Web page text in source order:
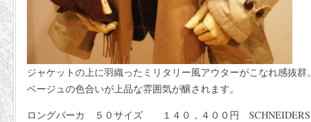
ジャケットの上に羽織ったミリタリー風アウターがこなれ感抜群。
ベージュの色合いが上品な雰囲気が醸されます。
ロングパーカ ５０サイズ １４０，４００円 SCHNEIDERS